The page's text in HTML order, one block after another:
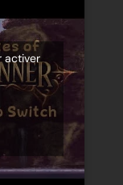
activer